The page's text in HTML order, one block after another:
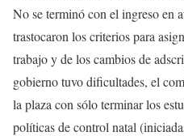
No se terminó con el ingreso en
trastocaron los criterios para
trabajo y de los cambios de
gobierno tuvo dificultades, el
la plaza con sólo terminar los
políticas de control natal